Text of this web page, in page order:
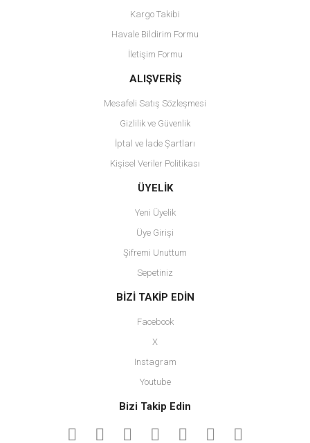
Ürün açıklamasında eksik bilgiler bulunuyor.
Ürün bilgilerinde hatalar bulunuyor.
Ürün fiyatı diğer sitelerden daha pahalı.
Bu ürüne benzer farklı alternatifler olmalı.
Gönder
Kargo Takibi
Havale Bildirim Formu
İletişim Formu
ALIŞVERİŞ
Mesafeli Satış Sözleşmesi
Gizlilik ve Güvenlik
İptal ve İade Şartları
Kişisel Veriler Politikası
ÜYELİK
Yeni Üyelik
Üye Girişi
Şifremi Unuttum
Sepetiniz
BİZİ TAKİP EDİN
Facebook
X
Instagram
Youtube
Bizi Takip Edin